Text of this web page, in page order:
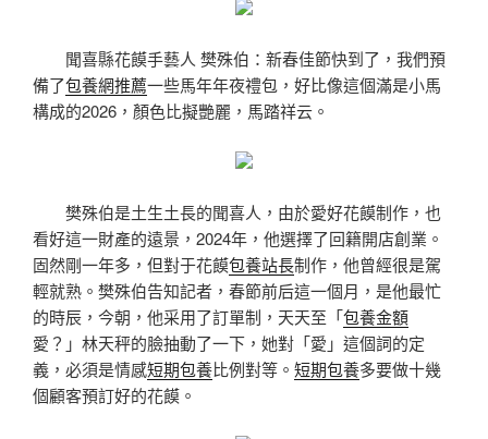
聞喜縣花饃手藝人 樊殊伯：新春佳節快到了，我們預
備了包養網推薦一些馬年年夜禮包，好比像這個滿是小馬
構成的2026，顏色比擬艷麗，馬踏祥云。
樊殊伯是土生土長的聞喜人，由於愛好花饃制作，也
看好這一財產的遠景，2024年，他選擇了回籍開店創業。
固然剛一年多，但對于花饃包養站長制作，他曾經很是駕
輕就熟。樊殊伯告知記者，春節前后這一個月，是他最忙
的時辰，今朝，他采用了訂單制，天天至「包養金額
愛？」林天秤的臉抽動了一下，她對「愛」這個詞的定
義，必須是情感短期包養比例對等。 短期包養多要做十幾
個顧客預訂好的花饃。